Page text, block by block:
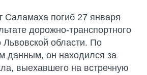
погиб 27 января
дорожно-транспортного
области. По
данным, он находился за
выехавшего на встречную